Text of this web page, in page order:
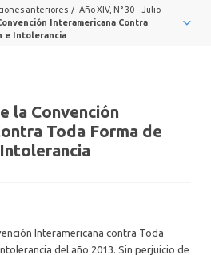
anteriores / Año XIV, N° 30 – Julio
Interamericana Contra
e Intolerancia
la Convención
Toda Forma de
Interamericana contra Toda
del año 2013. Sin perjuicio de